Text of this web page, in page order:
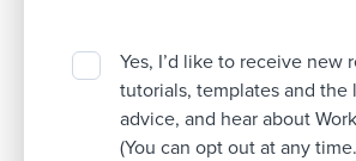
Yes, I’d like to receive new
tutorials, templates and the
advice, and hear about
(You can opt out at any